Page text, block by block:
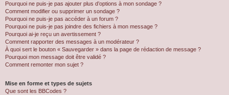
Pourquoi ne puis-je pas ajouter plus d’options à mon sondage ?
Comment modifier ou supprimer un sondage ?
Pourquoi ne puis-je pas accéder à un forum ?
Pourquoi ne puis-je pas joindre des fichiers à mon message ?
Pourquoi ai-je reçu un avertissement ?
Comment rapporter des messages à un modérateur ?
À quoi sert le bouton « Sauvegarder » dans la page de rédaction de message ?
Pourquoi mon message doit être validé ?
Comment remonter mon sujet ?
Mise en forme et types de sujets
Que sont les BBCodes ?